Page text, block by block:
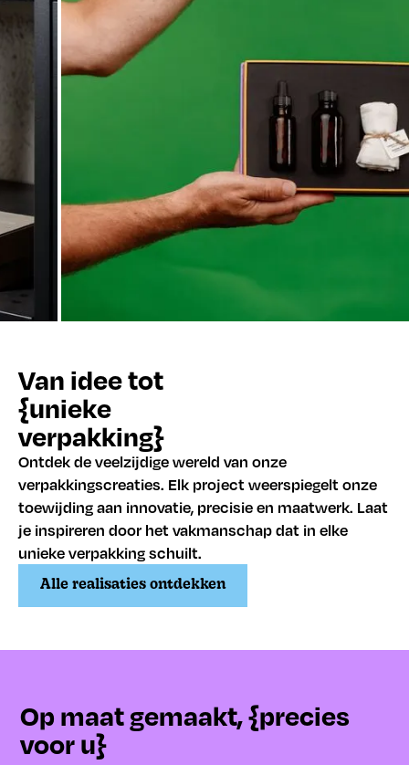
Van idee tot
{unieke
verpakking}
Ontdek de veelzijdige wereld van onze
verpakkingscreaties. Elk project weerspiegelt onze
toewijding aan innovatie, precisie en maatwerk. Laat
je inspireren door het vakmanschap dat in elke
unieke verpakking schuilt.
Alle realisaties ontdekken
Op maat gemaakt, {precies
voor u}